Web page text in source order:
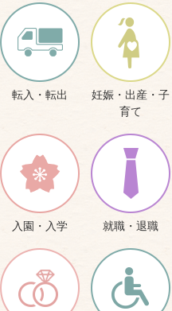
転入・転出
妊娠・出産・子
育て
入園・入学 就職・退職